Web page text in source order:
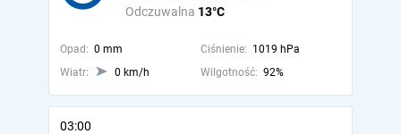
Odczuwalna 13°C
Opad: 0 mm Ciśnienie: 1019 hPa
Wiatr:
0 km/h Wilgotność: 92%
03:00